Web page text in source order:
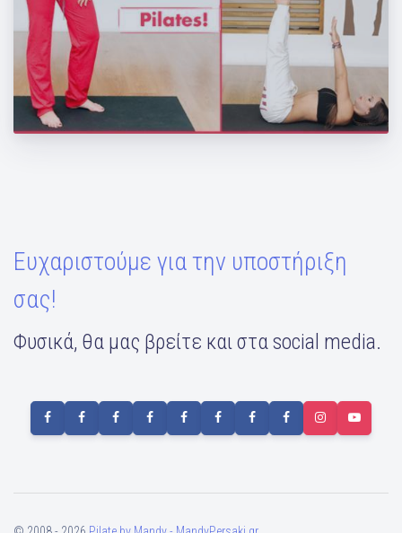
Aσκήσεις pilates για επίπεδη κοιλιά από
τη Μάντη Περσάκη!
Ευχαριστούμε για την υποστήριξη
σας!
Φυσικά, θα μας βρείτε και στα social media.